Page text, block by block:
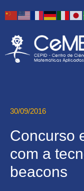
30/09/2016
Concurso
com a
beacons